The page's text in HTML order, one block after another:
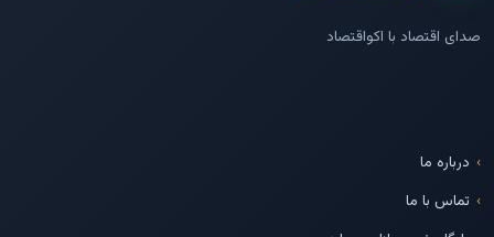
صدای اقتصاد با اکواقتصاد
درباره ما
تماس با ما